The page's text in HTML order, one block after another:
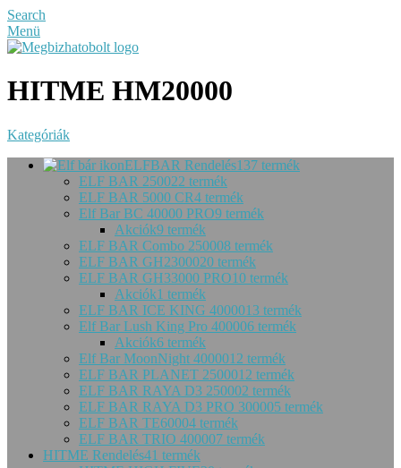
Search
Menü
HITME HM20000
Kategóriák
ELFBAR Rendelés137 termék
ELF BAR 250022 termék
ELF BAR 5000 CR4 termék
Elf Bar BC 40000 PRO9 termék
Akciók9 termék
ELF BAR Combo 250008 termék
ELF BAR GH2300020 termék
ELF BAR GH33000 PRO10 termék
Akciók1 termék
ELF BAR ICE KING 4000013 termék
Elf Bar Lush King Pro 400006 termék
Akciók6 termék
Elf Bar MoonNight 4000012 termék
ELF BAR PLANET 2500012 termék
ELF BAR RAYA D3 250002 termék
ELF BAR RAYA D3 PRO 300005 termék
ELF BAR TE60004 termék
ELF BAR TRIO 400007 termék
HITME Rendelés41 termék